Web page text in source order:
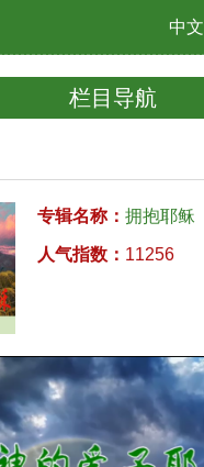
中文
栏目导航
专辑名称： 拥抱耶稣
人气指数： 11256